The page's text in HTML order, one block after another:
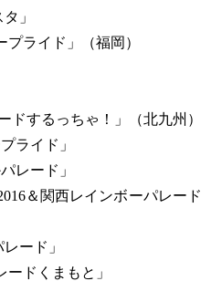
」
ライド」（福岡）
ドするっちゃ！」（北九州）
ライド」
レード」
＆関西レインボーパレード
ード」
ドくまもと」